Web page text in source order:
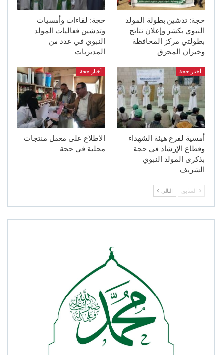
حجة: تدشين بطولة المولد
النبوي بكشر وإعلان نتائج
بطولتي مركز المحافظة
وخيران المحرق
حجة: لقاءات وأمسيات
وتدشين فعاليات المولد
النبوي في عدد من
المديريات
أخبار حجة
أمسية لفرع هيئة الشهداء
وقطاع الإرشاد في حجة
بذكرى المولد النبوي
الشريف
أخبار حجة
الاطلاع على معمل منتجات
محلية في حجة
السابق التالي